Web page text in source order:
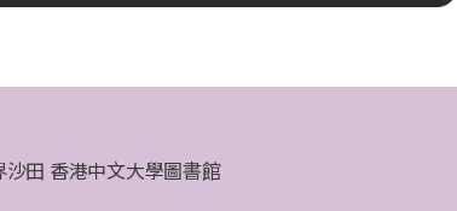
沙田 香港中文大學圖書館